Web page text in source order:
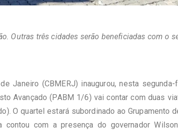
Outras três cidades serão beneficiadas com o
Janeiro (CBMERJ) inaugurou, nesta
Avançado (PABM 1/6) vai contar com duas
O quartel estará subordinado ao Grupamento
contou com a presença do governador